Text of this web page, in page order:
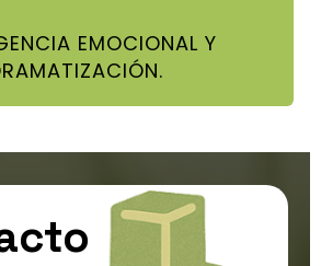
EMOCIONAL Y